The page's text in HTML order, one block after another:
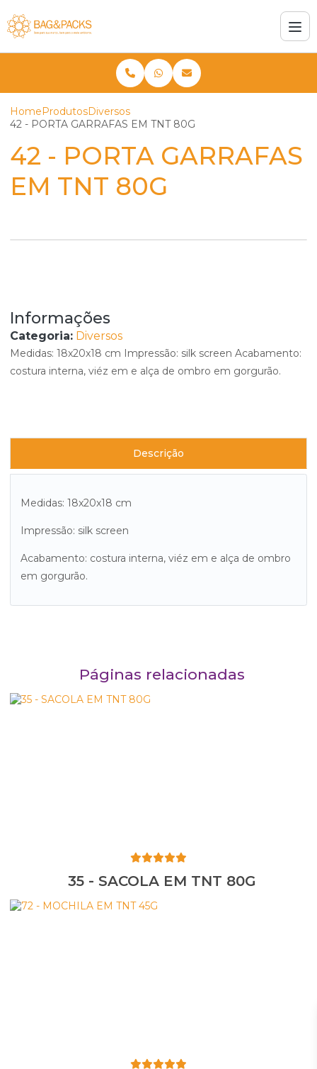
Home ProdutosDiversos
42 - PORTA GARRAFAS EM TNT 80G
42 - PORTA GARRAFAS
EM TNT 80G
Informações
Categoria: Diversos
Medidas: 18x20x18 cm Impressão: silk screen Acabamento:
costura interna, viéz em e alça de ombro em gorgurão.
Descrição
Medidas: 18x20x18 cm
Impressão: silk screen
Acabamento: costura interna, viéz em e alça de ombro
em gorgurão.
Páginas relacionadas
35 - SACOLA EM TNT 80G